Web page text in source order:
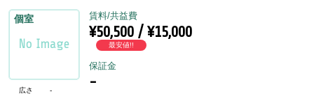
個室
広さ -
賃料/共益費
¥50,500 / ¥15,000
最安値!!
保証金
-